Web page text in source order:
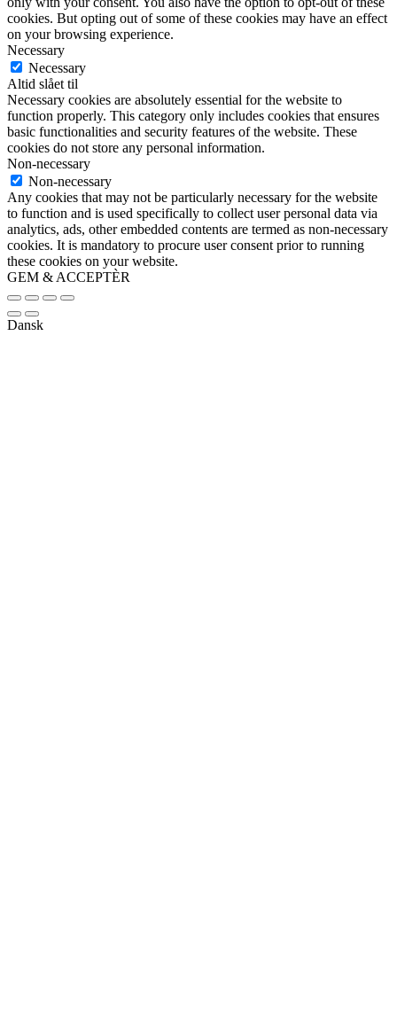
cookies. But opting out of some of these cookies may have an effect
on your browsing experience.
Necessary
Necessary
Altid slået til
Necessary cookies are absolutely essential for the website to
function properly. This category only includes cookies that ensures
basic functionalities and security features of the website. These
cookies do not store any personal information.
Non-necessary
Non-necessary
Any cookies that may not be particularly necessary for the website
to function and is used specifically to collect user personal data via
analytics, ads, other embedded contents are termed as non-necessary
cookies. It is mandatory to procure user consent prior to running
these cookies on your website.
GEM & ACCEPTÈR
Dansk